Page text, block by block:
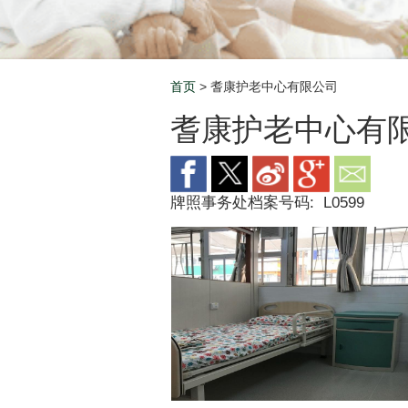
Breadcrumb
首页 > 耆康护老中心有限公司
耆康护老中心有
牌照事务处档案号码: L0599